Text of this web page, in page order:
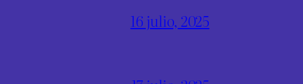
16 julio, 2025